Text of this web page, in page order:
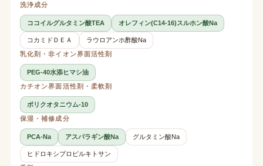
洗浄成分
ココイルグルタミン酸TEA オレフィン(C14-16)スルホン酸Na
コカミドＤＥＡ
ラウロアンホ酢酸Na
乳化剤・非イオン界面活性剤
PEG-40水添ヒマシ油
カチオン界面活性剤・柔軟剤
ポリクオタニウム-10
保湿・補修成分
PCA-Na アスパラギン酸Na グルタミン酸Na
ヒドロキシプロピルキトサン